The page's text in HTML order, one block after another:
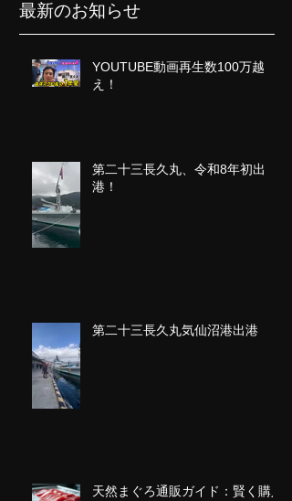
最新のお知らせ
YOUTUBE動画再生数100万越
え！
第二十三長久丸、令和8年初出
港！
第二十三長久丸気仙沼港出港
天然まぐろ通販ガイド：賢く購入